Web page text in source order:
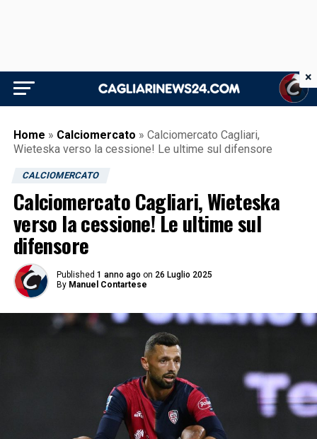
Home » Calciomercato » Calciomercato Cagliari,
Wieteska verso la cessione! Le ultime sul difensore
CALCIOMERCATO
Calciomercato Cagliari, Wieteska
verso la cessione! Le ultime sul
difensore
Published 1 anno ago on 26 Luglio 2025
By Manuel Contartese
×